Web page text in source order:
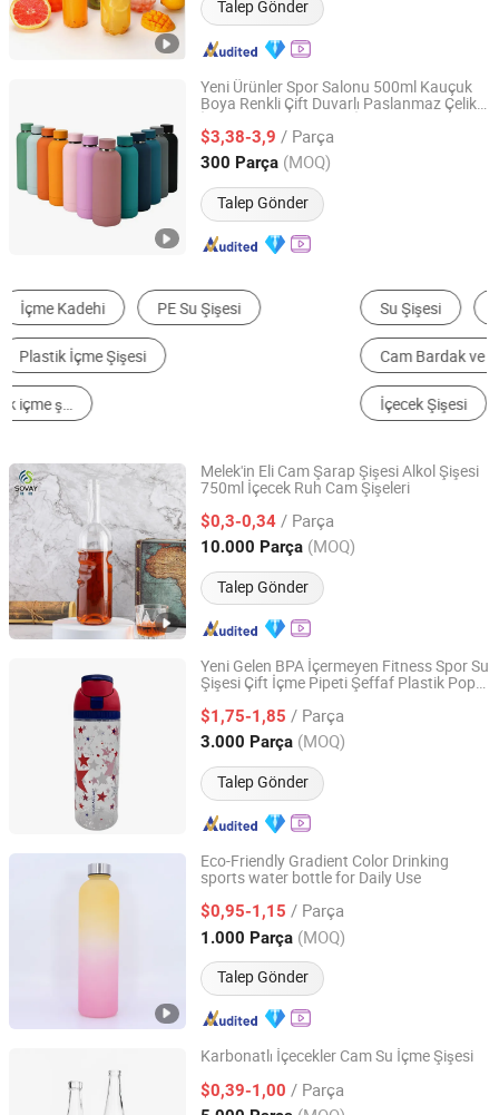
Talep Gönder
Yeni Ürünler Spor Salonu 500ml Kauçuk
Boya Renkli Çift Duvarlı Paslanmaz Çelik
$3,38-3,9 / Parça
300 Parça (MOQ)
Talep Gönder
Wenzhou Cathylin International Trade Co., Ltd.
Zhejiang, China Fiyat 2017
Su Şişesi
Cam Bardak ve Kupa Plastik Bardak ve Kupa
İçecek Şişesi
Melek'in Eli Cam Şarap Şişesi Alkol Şişesi
750ml İçecek Ruh Cam Şişeleri
$0,3-0,34 / Parça
10.000 Parça (MOQ)
Talep Gönder
Tianjin Sovay Glass CO., LTD
Tianjin, China Fiyat 2025
Yeni Gelen BPA İçermeyen Fitness Spor Su
Şişesi Çift İçme Pipeti Şeffaf Plastik Pop-
$1,75-1,85 / Parça
3.000 Parça (MOQ)
Talep Gönder
Taizhou Shike Plastics Co., Ltd.
Zhejiang, China Fiyat 2019
Eco-Friendly Gradient Color Drinking
sports water bottle for Daily Use
$0,95-1,15 / Parça
1.000 Parça (MOQ)
Talep Gönder
Shenzhen Kingline Technology Development Co., Ltd.
Guangdong, China Fiyat 2013
Karbonatlı İçecekler Cam Su İçme Şişesi
$0,39-1,00 / Parça
Xuzhou Crystal Glass Products Co., Ltd.